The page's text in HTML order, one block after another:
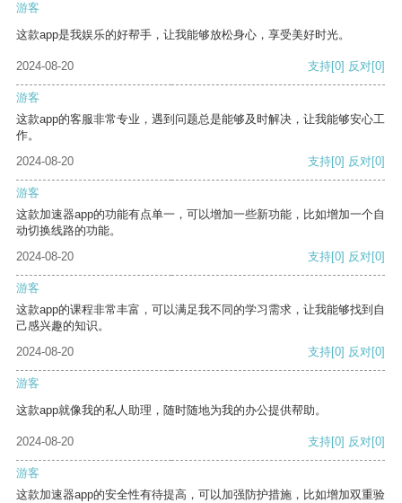
游客
这款app是我娱乐的好帮手，让我能够放松身心，享受美好时光。
2024-08-20 支持[0] 反对[0]
游客
这款app的客服非常专业，遇到问题总是能够及时解决，让我能够安心工
作。
2024-08-20
支持[0] 反对[0]
游客
这款加速器app的功能有点单一，可以增加一些新功能，比如增加一个自
动切换线路的功能。
2024-08-20
支持[0] 反对[0]
游客
这款app的课程非常丰富，可以满足我不同的学习需求，让我能够找到自
己感兴趣的知识。
2024-08-20
支持[0] 反对[0]
游客
这款app就像我的私人助理，随时随地为我的办公提供帮助。
2024-08-20 支持[0] 反对[0]
游客
这款加速器app的安全性有待提高，可以加强防护措施，比如增加双重验